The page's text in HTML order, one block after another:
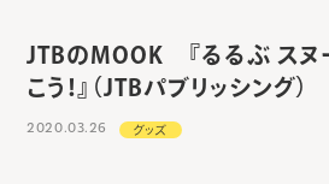
JTBのMOOK 『るるぶ ス
こう！』（JTBパブリッシング）
2020.03.26 グッズ